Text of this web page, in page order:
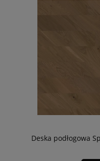
Deska podłogowa